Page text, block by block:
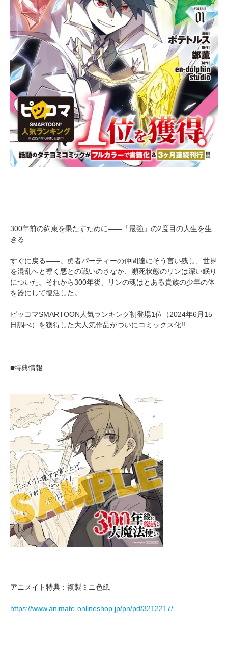
300年前の約束を果たすために――「最強」の2度目の人生を生
きる
すぐに戻る――。勇者パーティーの仲間達にそう言い残し、世界
を混乱へと導く悪との戦いのさなか、瀕死状態のリンは深い眠り
についた。それから300年後、リンの魂はとある貴族の少年の体
を器にして復活した。
ピッコマSMARTOON人気ランキング初登場1位（2024年6月15
日調べ）を獲得した大人気作品がついにコミックス化!!
■特典情報
アニメイト特典：複製ミニ色紙
https://www.animate-onlineshop.jp/pn/pd/3212217/